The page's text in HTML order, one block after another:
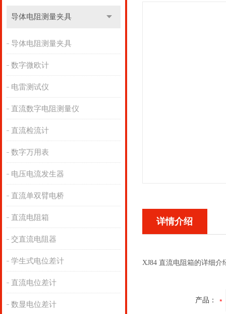
导体电阻测量夹具
导体电阻测量夹具
数字微欧计
电雷测试仪
直流数字电阻测量仪
直流检流计
数字万用表
电压电流发生器
直流单双臂电桥
直流电阻箱
交直流电阻器
学生式电位差计
直流电位差计
数显电位差计
详情介绍
XJ84 直流电阻箱的详细介
产品：